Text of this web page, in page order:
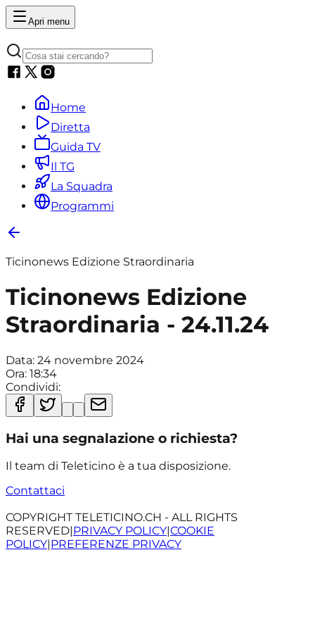
Apri menu
Home
Diretta
Guida TV
Il TG
La Squadra
Programmi
Ticinonews Edizione Straordinaria
Ticinonews Edizione
Straordinaria - 24.11.24
Data: 24 novembre 2024
Ora: 18:34
Condividi:
Hai una segnalazione o richiesta?
Il team di Teleticino è a tua disposizione.
Contattaci
COPYRIGHT TELETICINO.CH - ALL RIGHTS
RESERVED|PRIVACY POLICY|COOKIE
POLICY|PREFERENZE PRIVACY